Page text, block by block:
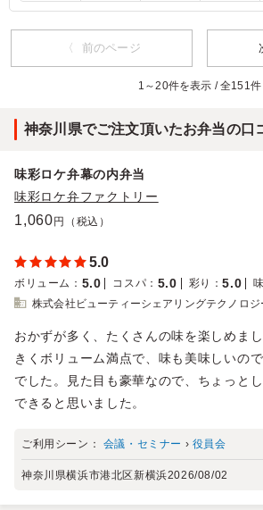
良かったです。 男性中心の会議でした
ムも満足いただけたようです。 おかず
で、女性にも好評でした。おいしいと
た。 甘いものがついているのも嬉しい
〈 前のページ
1～20件を表示 / 全151件
神奈川県でご注文頂いたお弁当の口
味彩ロケ弁幕の内弁当
味彩ロケ弁ファクトリー
1,060円（税込）
5.0
ボリューム ： 5.0 コスパ ： 5.0 彩り ：5.0 味
株式会社ビューティーシェアリングテクノロジ
おかずが多く、たくさんの味を楽しめま
きくボリューム満点で、味も美味しいの
でした。見た目も豪華なので、ちょっと
できると思いました。
ご利用シーン： 会議・セミナー › 役員会
神奈川県横浜市港北区新横浜2026/08/02